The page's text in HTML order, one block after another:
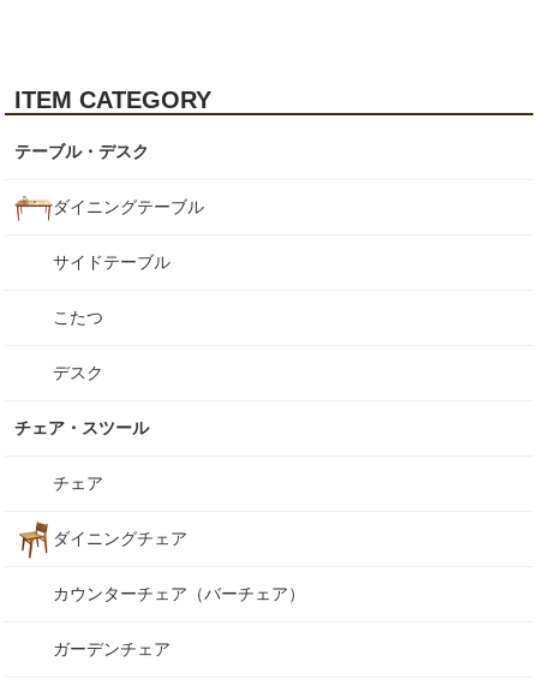
ITEM CATEGORY
テーブル・デスク
ダイニングテーブル
サイドテーブル
こたつ
デスク
チェア・スツール
チェア
ダイニングチェア
カウンターチェア（バーチェア）
ガーデンチェア